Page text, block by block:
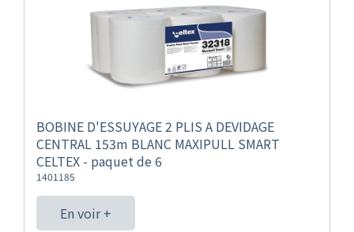
BOBINE D'ESSUYAGE 2 PLIS A DEVIDAGE
CENTRAL 153m BLANC MAXIPULL SMART
CELTEX - paquet de 6
1401185
En voir +